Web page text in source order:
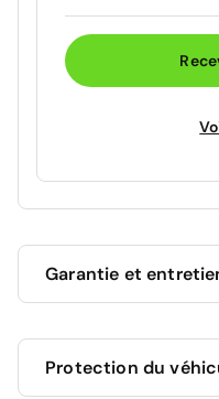
Garantie et
mois à compter de la
Protection du